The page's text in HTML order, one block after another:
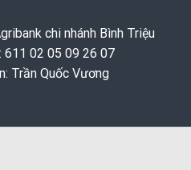
chi nhánh Bình Triệu
611 02 05 09 26 07
Trần Quốc Vương